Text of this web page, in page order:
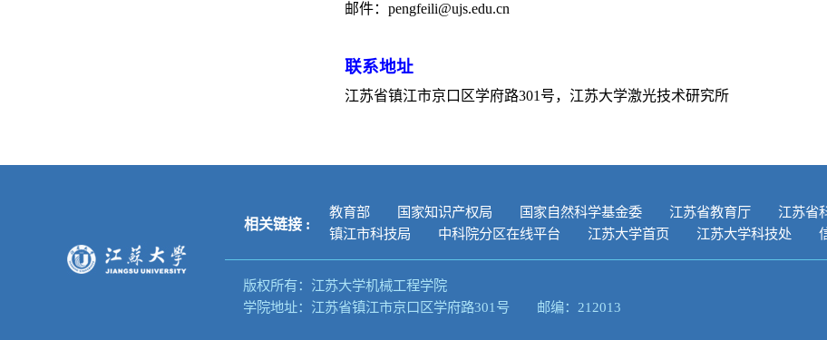
邮件： pengfeili@ujs.edu.cn
联系地址
江苏省镇江市京口区学府路301 号，江苏大学激光技术研究所
相关链接 :
教育部 国家知识产权局 国家自然科学基金委 江苏省教育厅
江苏省
镇江市科技局 中科院分区在线平台 江苏大学首页 江苏大学科技处
版权所有：江苏大学机械工程学院
学院地址：江苏省镇江市京口区学府路301号 邮编：212013